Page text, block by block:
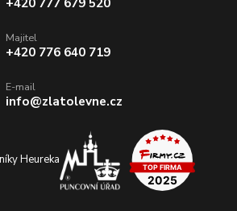
Majitel
+420 776 640 719
E-mail
info@zlatolevne.cz